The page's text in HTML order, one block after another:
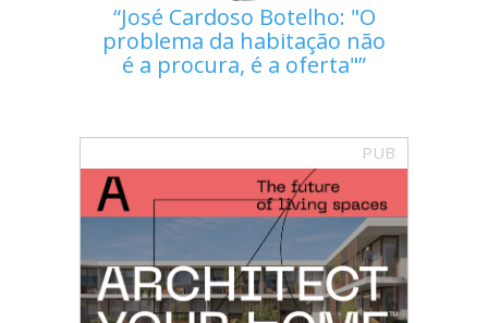
José Cardoso Botelho: "O
problema da habitação não
é a procura, é a oferta"
PUB